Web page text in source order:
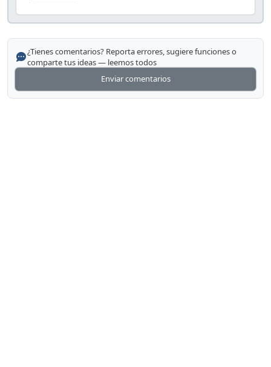
¿Tienes comentarios? Reporta errores, sugiere funciones o
comparte tus ideas — leemos todos
Enviar comentarios